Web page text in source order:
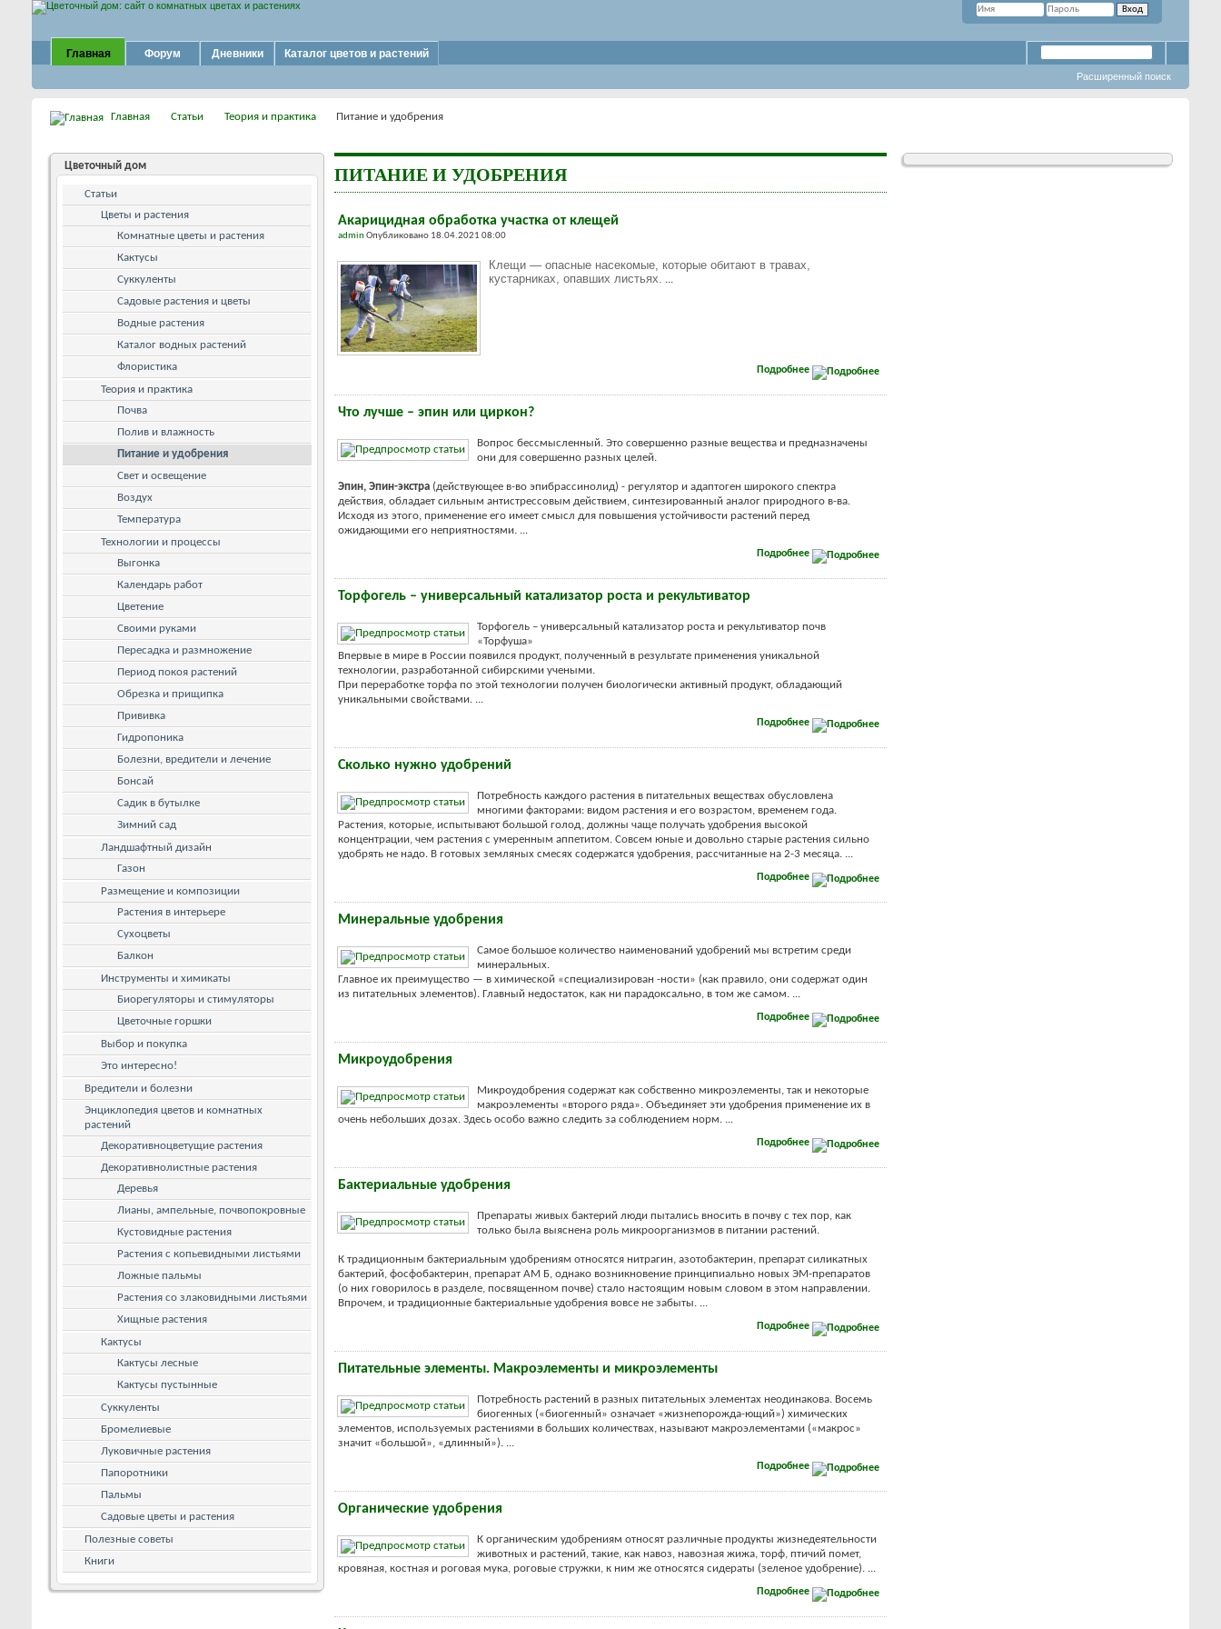
Главная Форум Дневники Каталог цветов и растений
Расширенный поиск
Главная Статьи Теория и практика Питание и удобрения
ПИТАНИЕ И УДОБРЕНИЯ
Акарицидная обработка участка от клещей
adminОпубликовано 18.04.2021 08:00
Клещи — опасные насекомые, которые обитают в травах,
кустарниках, опавших листьях.
Подробнее
Что лучше – эпин или циркон?
Вопрос бессмысленный. Это совершенно разные вещества и предназначены
они для совершенно разных целей.
Эпин, Эпин-экстра (действующее в-во эпибрассинолид) - регулятор и адаптоген широкого спектра
действия, обладает сильным антистрессовым действием, синтезированный аналог природного в-ва.
Исходя из этого, применение его имеет смысл для повышения устойчивости растений перед
ожидающими его неприятностями. ...
Подробнее
Торфогель – универсальный катализатор роста и рекультиватор
Торфогель – универсальный катализатор роста и рекультиватор почв
«Торфуша»
Впервые в мире в России появился продукт, полученный в результате применения уникальной
технологии, разработанной сибирскими учеными.
При переработке торфа по этой технологии получен биологически активный продукт, обладающий
уникальными свойствами. ...
Подробнее
Сколько нужно удобрений
Потребность каждого растения в питательных веществах обусловлена
многими факторами: видом растения и его возрастом, временем года.
Растения, которые, испытывают большой голод, должны чаще получать удобрения высокой
концентрации, чем растения с умеренным аппетитом. Совсем юные и довольно старые растения сильно
удобрять не надо. В готовых земляных смесях содержатся удобрения, рассчитанные на 2-3 месяца. ...
Подробнее
Минеральные удобрения
Самое большое количество наименований удобрений мы встретим среди
минеральных.
Главное их преимущество — в химической «специализирован -ности» (как правило, они содержат один
из питательных элементов). Главный недостаток, как ни парадоксально, в том же самом. ...
Подробнее
Микроудобрения
Микроудобрения содержат как собственно микроэлементы, так и некоторые
макроэлементы «второго ряда». Объединяет эти удобрения применение их в
очень небольших дозах. Здесь особо важно следить за соблюдением норм. ...
Подробнее
Бактериальные удобрения
Препараты живых бактерий люди пытались вносить в почву с тех пор, как
только была выяснена роль микроорганизмов в питании растений.
К традиционным бактериальным удобрениям относятся нитрагин, азотобактерин, препарат силикатных
бактерий, фосфобактерин, препарат AM Б, однако возникновение принципиально новых ЭМ-препаратов
(о них говорилось в разделе, посвященном почве) стало настоящим новым словом в этом направлении.
Впрочем, и традиционные бактериальные удобрения вовсе не забыты. ...
Подробнее
Питательные элементы. Макроэлементы и микроэлементы
Потребность растений в разных питательных элементах неодинакова. Восемь
биогенных («биогенный» означает «жизнепорожда-ющий») химических
элементов, используемых растениями в больших количествах, называют макроэлементами («макрос»
значит «большой», «длинный»). ...
Подробнее
Органические удобрения
К органическим удобрениям относят различные продукты жизнедеятельности
животных и растений, такие, как навоз, навозная жижа, торф, птичий помет,
кровяная, костная и роговая мука, роговые стружки, к ним же относятся сидераты (зеленое удобрение). ...
Подробнее
Цветочный дом
Статьи
Цветы и растения
Комнатные цветы и растения
Кактусы
Суккуленты
Садовые растения и цветы
Водные растения
Каталог водных растений
Флористика
Теория и практика
Почва
Полив и влажность
Питание и удобрения
Свет и освещение
Воздух
Температура
Технологии и процессы
Выгонка
Календарь работ
Цветение
Своими руками
Пересадка и размножение
Период покоя растений
Обрезка и прищипка
Прививка
Гидропоника
Болезни, вредители и лечение
Бонсай
Садик в бутылке
Зимний сад
Ландшафтный дизайн
Газон
Размещение и композиции
Растения в интерьере
Сухоцветы
Балкон
Инструменты и химикаты
Биорегуляторы и стимуляторы
Цветочные горшки
Выбор и покупка
Это интересно!
Вредители и болезни
Энциклопедия цветов и комнатных
растений
Декоративноцветущие растения
Декоративнолистные растения
Деревья
Лианы, ампельные, почвопокровные
Кустовидные растения
Растения с копьевидными листьями
Ложные пальмы
Растения со злаковидными листьями
Хищные растения
Кактусы
Кактусы лесные
Кактусы пустынные
Суккуленты
Бромелиевые
Луковичные растения
Папоротники
Пальмы
Садовые цветы и растения
Полезные советы
Книги